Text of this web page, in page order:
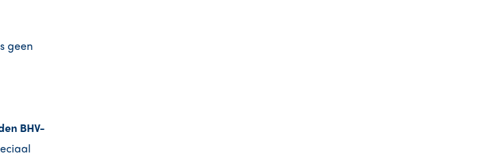
geen
BHV-